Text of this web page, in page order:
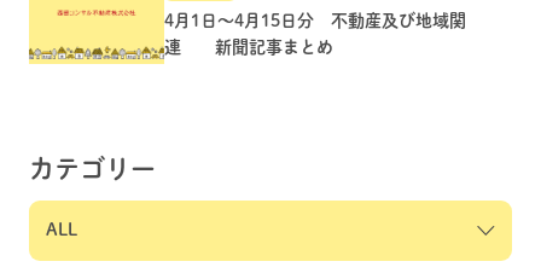
4月1日～4月15日分 不動産及び地域関
連 新聞記事まとめ
カテゴリー